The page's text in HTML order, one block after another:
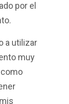
por el
a utilizar
muy